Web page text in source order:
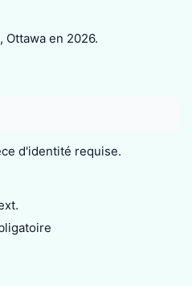
Ottawa en 2026.
d'identité requise.